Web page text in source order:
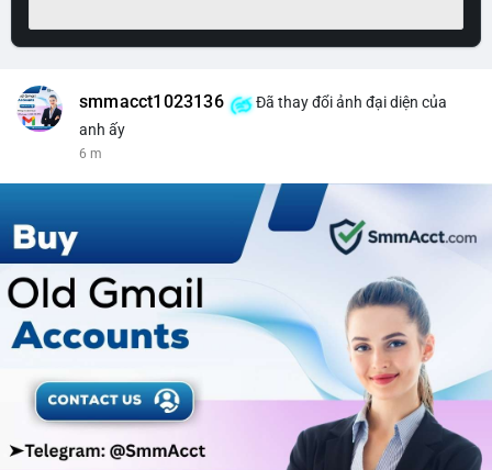
smmacct1023136
Đã thay đổi ảnh đại diện của
anh ấy
6 m